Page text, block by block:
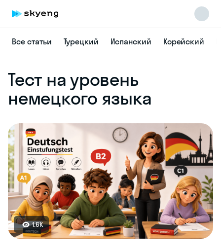
Все статьи Турецкий Испанский Корейский
Тест на уровень
немецкого языка
1.6K
Skyeng Chat
online